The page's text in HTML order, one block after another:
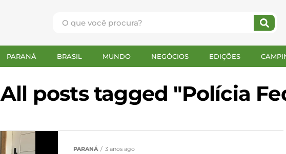
PARANÁ BRASIL MUNDO NEGÓCIOS EDIÇÕES
All posts tagged "Polícia
PARANÁ 3 anos ago